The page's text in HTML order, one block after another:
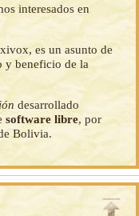
interesados en
es un asunto de
y beneficio de la
desarrollado
software libre, por
Bolivia.